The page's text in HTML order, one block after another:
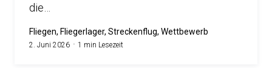
die…
Fliegen, Fliegerlager, Streckenflug, Wettbewerb
2. Juni 2026 1 min Lesezeit